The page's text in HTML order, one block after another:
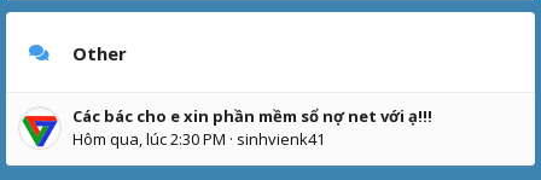
Other
Các bác cho e xin phần mềm sổ nợ net với ạ!!!
Hôm qua, lúc 2:30 PM
sinhvienk41